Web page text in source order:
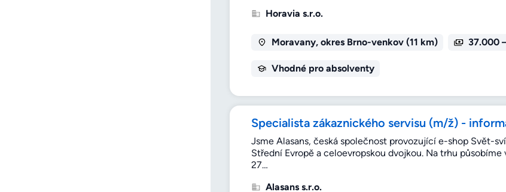
Horavia s.r.o.
Moravany, okres Brno-venkov (11 km) 37.000
Vhodné pro absolventy
Specialista zákaznického servisu (m/ž) -
Jsme Alasans, česká společnost provozující e-shop Svět-
Střední Evropě a celoevropskou dvojkou. Na trhu
27…
Alasans s.r.o.